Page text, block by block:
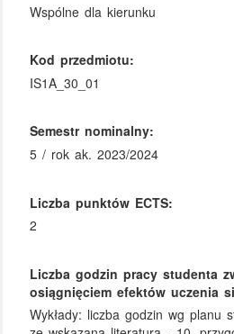
Wspólne dla kierunku
Kod przedmiotu:
IS1A_30_01
Semestr nominalny:
5 / rok ak. 2023/2024
Liczba punktów ECTS:
2
Liczba godzin pracy studenta
osiągnięciem efektów uczenia
Wykłady: liczba godzin wg planu